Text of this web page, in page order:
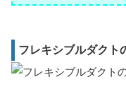
フレキシブルダクト